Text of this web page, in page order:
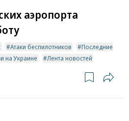
аэропорта
Атаки беспилотников
Последние
на Украине
Лента новостей